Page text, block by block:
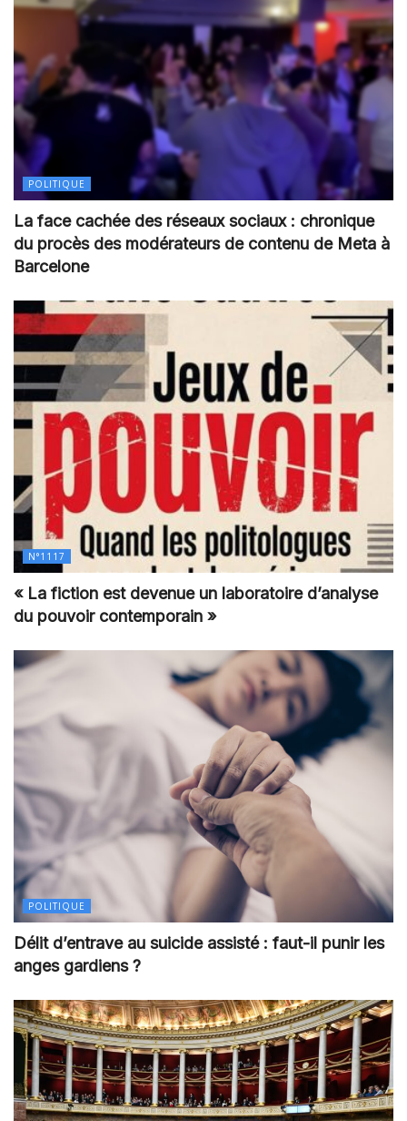
POLITIQUE
La face cachée des réseaux sociaux : chronique
du procès des modérateurs de contenu de Meta à
Barcelone
N°1117
« La fiction est devenue un laboratoire d’analyse
du pouvoir contemporain »
POLITIQUE
Délit d’entrave au suicide assisté : faut-il punir les
anges gardiens ?